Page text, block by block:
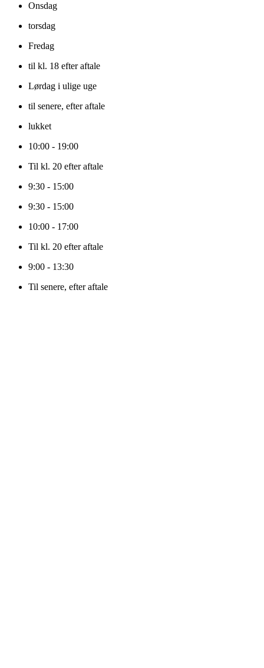
Onsdag
torsdag
Fredag
til kl. 18 efter aftale
Lørdag i ulige uge
til senere, efter aftale
lukket
10:00 - 19:00
Til kl. 20 efter aftale
9:30 - 15:00
9:30 - 15:00
10:00 - 17:00
Til kl. 20 efter aftale
9:00 - 13:30
Til senere, efter aftale